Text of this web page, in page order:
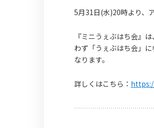
5月31日(水)20時より、
『ミニうぇぶはち会』
わず「うぇぶはち会」
なります。
詳しくはこちら：